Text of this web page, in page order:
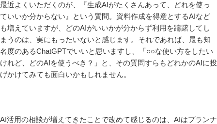
最近よくいただくのが、『生成AIがたくさんあって、どれを使っ
ていいか分からない』という質問。資料作成を得意とするAIなど
も増えていますが、どのAIがいいかが分からず利用を躊躇してし
まうのは、実にもったいないと感じます。それであれば、最も知
名度のあるChatGPTでいいと思いますし、「○○な使い方をしたい
けれど、どのAIを使うべき？」と、その質問すらもどれかのAIに投
げかけてみても面白いかもしれません。
AI活用の相談が増えてきたことで改めて感じるのは、AIはプランナ